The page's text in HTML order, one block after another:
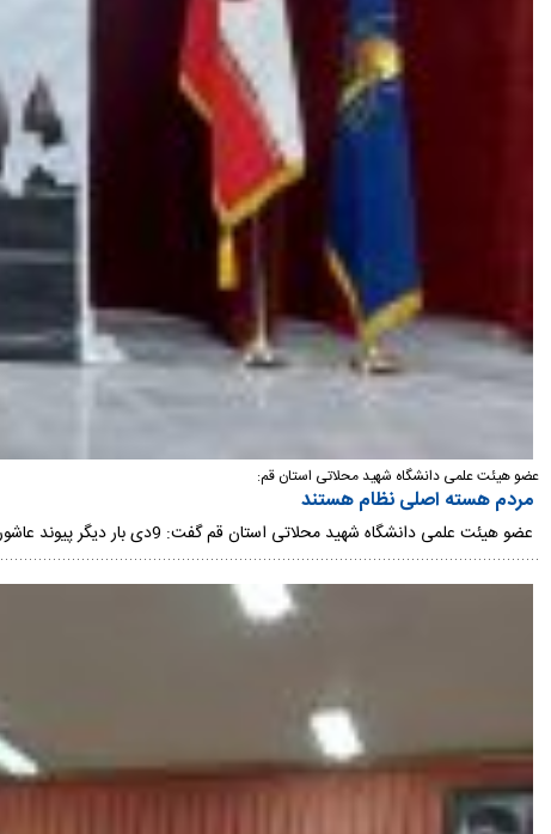
عضو هیئت علمی دانشگاه شهید محلاتی استان قم:
مردم هسته اصلی نظام هستند
عضو هیئت علمی دانشگاه شهید محلاتی استان قم گفت: 9دی بار دیگر پیوند عاشورا و انقلاب را به دشمنان نشان داد و بصیرت مردمی نقاب‌ها را کنار زد.